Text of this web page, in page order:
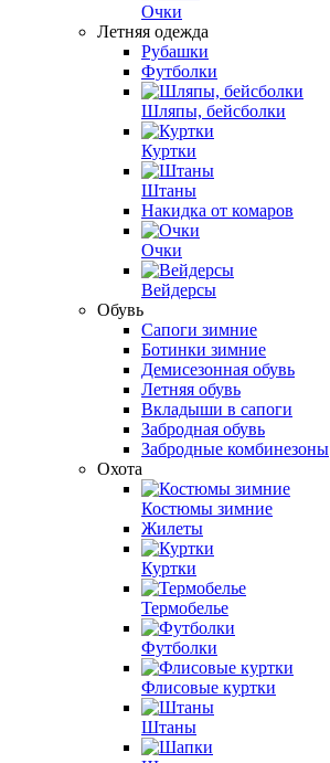
Очки
Летняя одежда
Рубашки
Футболки
Шляпы, бейсболки
Куртки
Штаны
Накидка от комаров
Очки
Вейдерсы
Обувь
Cапоги зимние
Ботинки зимние
Демисезонная обувь
Летняя обувь
Вкладыши в сапоги
Забродная обувь
Забродные комбинезоны
Охота
Костюмы зимние
Жилеты
Куртки
Термобелье
Футболки
Флисовые куртки
Штаны